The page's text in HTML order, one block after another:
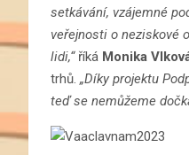
setkávání, vzájemné
veřejnosti o neziskové
lidi,“říká Monika
trhů. „Díky projektu
teď se nemůžeme